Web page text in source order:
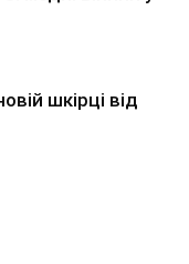
шкірці від